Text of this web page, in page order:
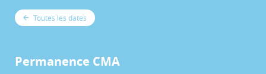
Toutes les dates
Permanence CMA